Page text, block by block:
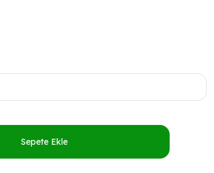
Sepete Ekle